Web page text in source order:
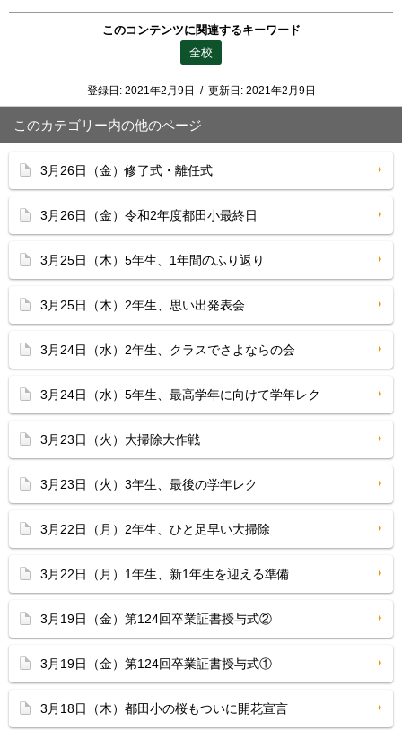
このコンテンツに関連するキーワード
全校
登録日: 2021年2月9日 / 更新日: 2021年2月9日
このカテゴリー内の他のページ
3月26日（金）修了式・離任式
3月26日（金）令和2年度都田小最終日
3月25日（木）5年生、1年間のふり返り
3月25日（木）2年生、思い出発表会
3月24日（水）2年生、クラスでさよならの会
3月24日（水）5年生、最高学年に向けて学年レク
3月23日（火）大掃除大作戦
3月23日（火）3年生、最後の学年レク
3月22日（月）2年生、ひと足早い大掃除
3月22日（月）1年生、新1年生を迎える準備
3月19日（金）第124回卒業証書授与式②
3月19日（金）第124回卒業証書授与式①
3月18日（木）都田小の桜もついに開花宣言